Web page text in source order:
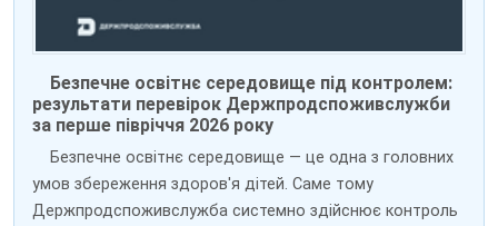
Безпечне освітнє середовище під контролем:
результати перевірок Держпродспоживслужби
за перше півріччя 2026 року
Безпечне освітнє середовище — це одна з головних
умов збереження здоров'я дітей. Саме тому
Держпродспоживслужба системно здійснює контроль